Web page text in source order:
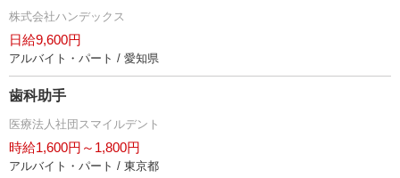
株式会社ハンデックス
日給9,600円
アルバイト・パート / 愛知県
歯科助手
医療法人社団スマイルデント
時給1,600円～1,800円
アルバイト・パート / 東京都